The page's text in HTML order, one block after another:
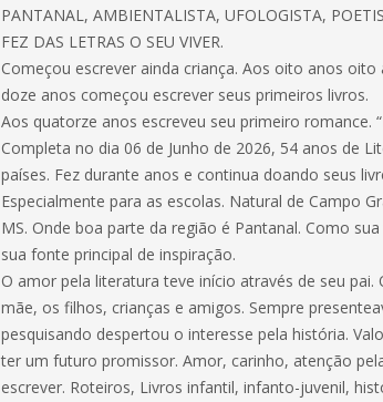
PANTANAL, AMBIENTALISTA, UFOLOGISTA,
FEZ DAS LETRAS O SEU VIVER.
Começou escrever ainda criança. Aos oito anos
doze anos começou escrever seus primeiros livros.
Aos quatorze anos escreveu seu primeiro romance.
Completa no dia 06 de Junho de 2026, 54 anos de
países. Fez durante anos e continua doando seus
Especialmente para as escolas. Natural de Campo
MS. Onde boa parte da região é Pantanal. Como
sua fonte principal de inspiração.
O amor pela literatura teve início através de seu
mãe, os filhos, crianças e amigos. Sempre
pesquisando despertou o interesse pela história.
ter um futuro promissor. Amor, carinho, atenção
escrever. Roteiros, Livros infantil, infanto-juvenil,